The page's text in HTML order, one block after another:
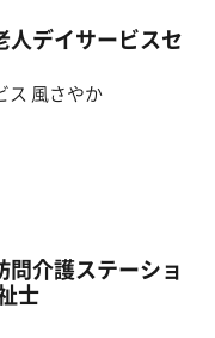
人デイサービスセ
ス 風さやか
問介護ステーショ
士